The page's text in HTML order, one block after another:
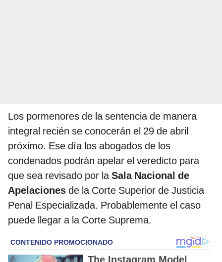
Los pormenores de la sentencia de manera
integral recién se conocerán el 29 de abril
próximo. Ese día los abogados de los
condenados podrán apelar el veredicto para
que sea revisado por laSala Nacional de
Apelaciones de la Corte Superior de Justicia
Penal Especializada. Probablemente el caso
puede llegar a la Corte Suprema.